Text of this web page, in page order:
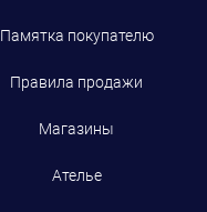
Памятка покупателю
Правила продажи
Магазины
Ателье